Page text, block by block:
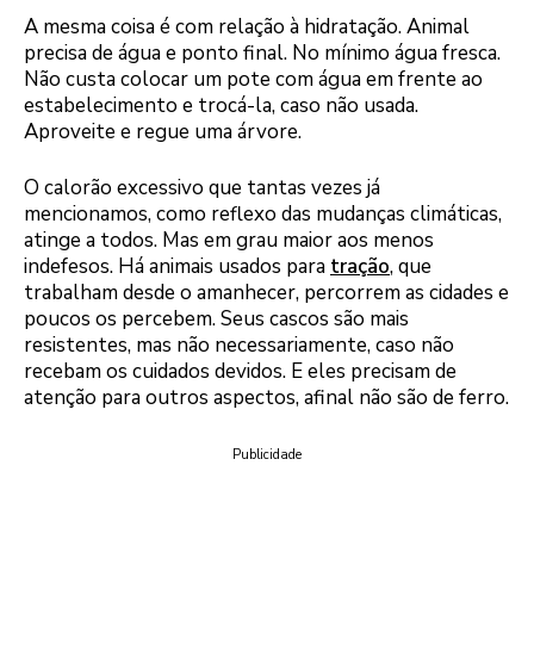
A mesma coisa é com relação à hidratação. Animal
precisa de água e ponto final. No mínimo água fresca.
Não custa colocar um pote com água em frente ao
estabelecimento e trocá-la, caso não usada.
Aproveite e regue uma árvore.
O calorão excessivo que tantas vezes já
mencionamos, como reflexo das mudanças climáticas,
atinge a todos. Mas em grau maior aos menos
indefesos. Há animais usados para tração, que
trabalham desde o amanhecer, percorrem as cidades e
poucos os percebem. Seus cascos são mais
resistentes, mas não necessariamente, caso não
recebam os cuidados devidos. E eles precisam de
atenção para outros aspectos, afinal não são de ferro.
Publicidade